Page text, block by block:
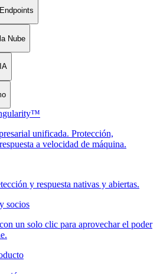
Nube
unificada. Protección,
a velocidad de máquina.
y respuesta nativas y abiertas.
socios
un solo clic para aprovechar el poder